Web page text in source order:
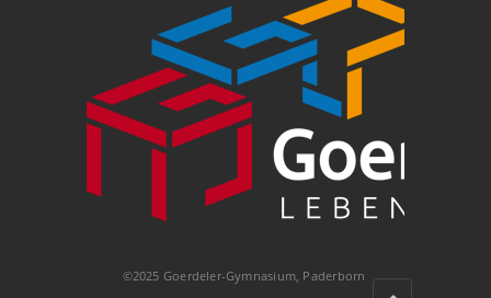
©2025 Goerdeler-Gymnasium, Paderborn